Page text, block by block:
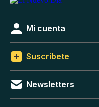
Mi cuenta
Suscríbete
Newsletters